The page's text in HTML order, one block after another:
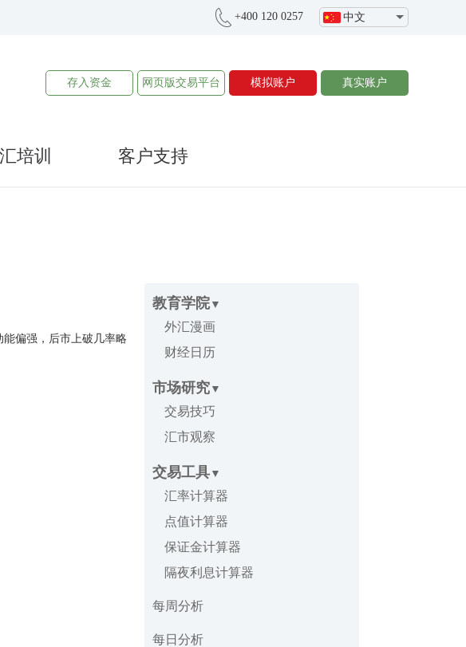
培训 客户支持
+400 120 0257 中文
存入资金 网页版交易平台 模拟账户 真实账户
教育学院
外汇漫画
财经日历
市场研究
交易技巧
汇市观察
交易工具
汇率计算器
点值计算器
保证金计算器
隔夜利息计算器
每周分析
每日分析
能偏强，后市上破几率略